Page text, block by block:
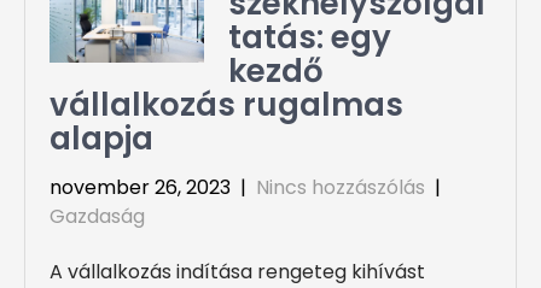
tatás: egy
kezdő
vállalkozás rugalmas
alapja
november 26, 2023 | Nincs hozzászólás |
Gazdaság
A vállalkozás indítása rengeteg kihívást